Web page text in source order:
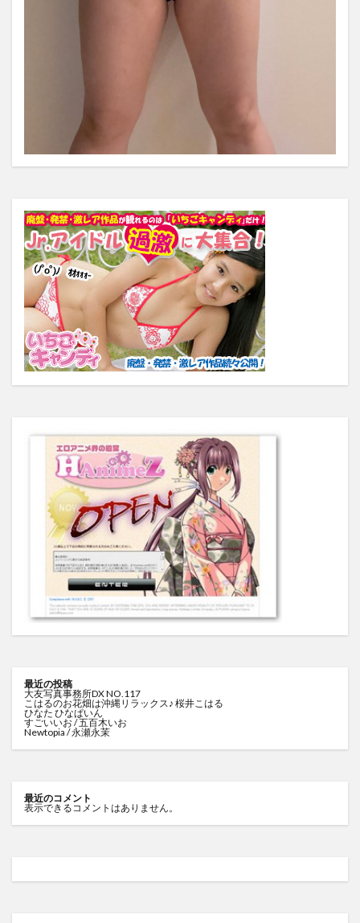
最近の投稿
大友写真事務所DX NO.117
こはるのお花畑は沖縄リラックス♪ 桜井こはる
ひなた ひなぱいん
すごいいお / 五百木いお
Newtopia / 永瀬永茉
最近のコメント
表示できるコメントはありません。